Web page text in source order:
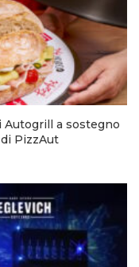
Autogrill a sostegno
PizzAut